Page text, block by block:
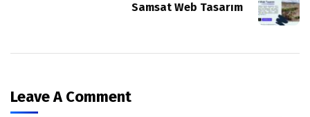
Samsat Web Tasarım
Leave A Comment